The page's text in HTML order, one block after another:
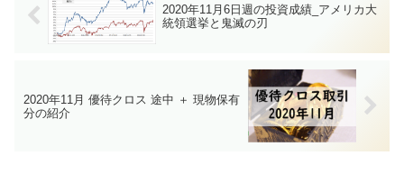
2020年11月6日週の投資成績_アメリカ大
統領選挙と鬼滅の刃
2020年11月 優待クロス 途中 ＋ 現物保有
分の紹介